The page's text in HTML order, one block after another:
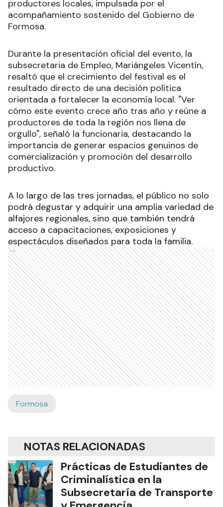
productores locales, impulsada por el
acompañamiento sostenido del Gobierno de
Formosa.
Durante la presentación oficial del evento, la
subsecretaria de Empleo, Mariángeles Vicentín,
resaltó que el crecimiento del festival es el
resultado directo de una decisión política
orientada a fortalecer la economía local. "Ver
cómo este evento crece año tras año y reúne a
productores de toda la región nos llena de
orgullo", señaló la funcionaria, destacando la
importancia de generar espacios genuinos de
comercialización y promoción del desarrollo
productivo.
A lo largo de las tres jornadas, el público no solo
podrá degustar y adquirir una amplia variedad de
alfajores regionales, sino que también tendrá
acceso a capacitaciones, exposiciones y
espectáculos diseñados para toda la familia.
Ads
Formosa
NOTAS RELACIONADAS
Prácticas de Estudiantes de
Criminalística en la
Subsecretaría de Transporte